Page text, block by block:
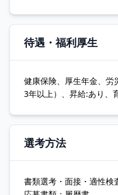
待遇・福利厚生
健康保険、厚生年金、
3年以上）、昇給:あり、
選考方法
書類選考・面接・適性検